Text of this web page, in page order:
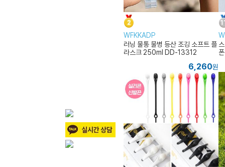
WFKKADP
러닝 물통 물병 등산 조깅 소프트 플
라스크 250ml DD-13312
6,260원